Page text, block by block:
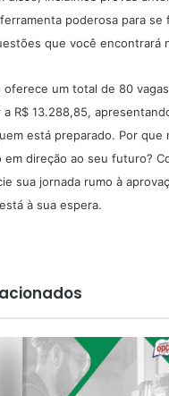
poderosa para se
que você encontrará
oferece um total de 80
a R$ 13.288,85,
está preparado. Por que
em direção ao seu futuro?
sua jornada rumo à
à sua espera.